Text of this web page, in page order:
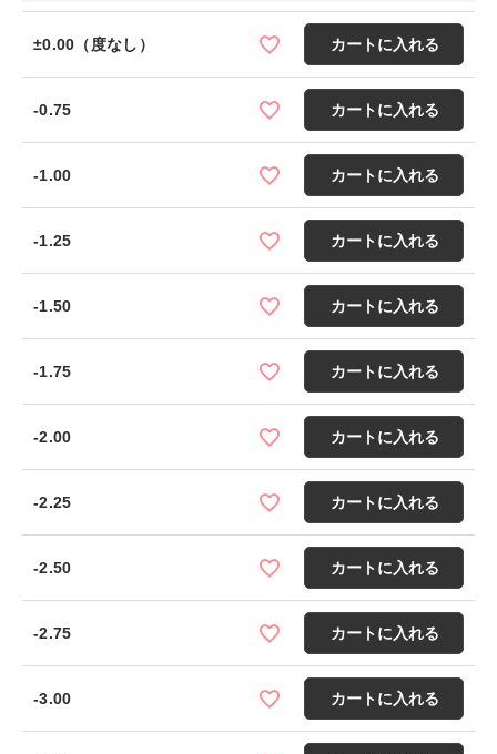
±0.00（度なし） カートに入れる
-0.75 カートに入れる
-1.00 カートに入れる
-1.25 カートに入れる
-1.50 カートに入れる
-1.75 カートに入れる
-2.00 カートに入れる
-2.25 カートに入れる
-2.50 カートに入れる
-2.75 カートに入れる
-3.00 カートに入れる